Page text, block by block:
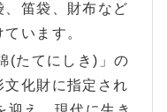
笛袋、財布など
います。
(たてにしき)」の
化財に指定され